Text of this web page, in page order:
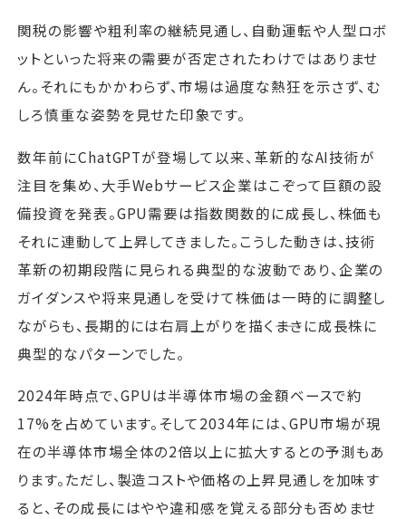
関税の影響や粗利率の継続見通し、自動運転や人型ロボ
ットといった将来の需要が否定されたわけではありませ
ん。それにもかかわらず、市場は過度な熱狂を示さず、む
しろ慎重な姿勢を見せた印象です。
数年前にChatGPTが登場して以来、革新的なAI技術が
注目を集め、大手Webサービス企業はこぞって巨額の設
備投資を発表。GPU需要は指数関数的に成長し、株価も
それに連動して上昇してきました。こうした動きは、技術
革新の初期段階に見られる典型的な波動であり、企業の
ガイダンスや将来見通しを受けて株価は一時的に調整し
ながらも、長期的には右肩上がりを描く――まさに成長株に
典型的なパターンでした。
2024年時点で、GPUは半導体市場の金額ベースで約
17%を占めています。そして2034年には、GPU市場が現
在の半導体市場全体の2倍以上に拡大するとの予測もあ
ります。ただし、製造コストや価格の上昇見通しを加味す
ると、その成長にはやや違和感を覚える部分も否めませ